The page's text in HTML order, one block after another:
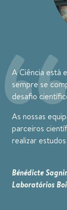
A Ciência está
sempre se
desafio
As nossas
parceiros
realizar
Bénédicte
Laboratórios